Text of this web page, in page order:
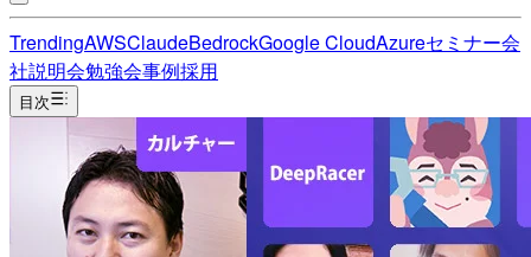
TrendingAWSClaudeBedrockGoogle CloudAzureセミナー会
社説明会勉強会事例採用
目次